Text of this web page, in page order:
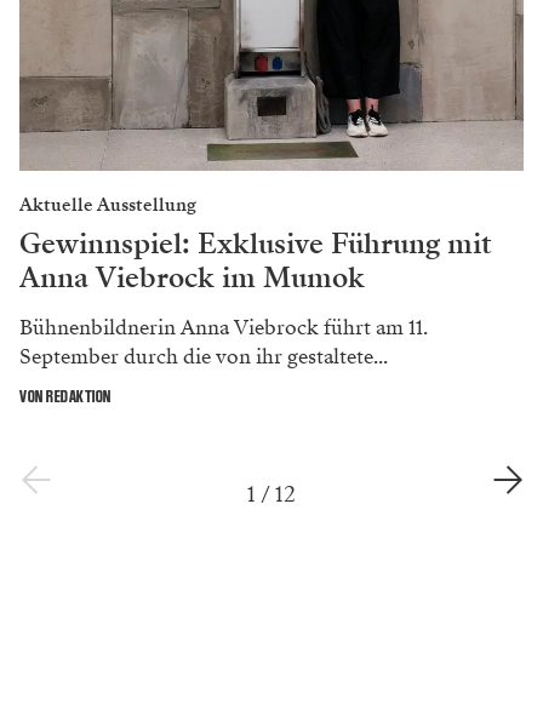
Aktuelle Ausstellung
Gewinnspiel: Exklusive Führung mit
Anna Viebrock im Mumok
Bühnenbildnerin Anna Viebrock führt am 11.
September durch die von ihr gestaltete...
VON REDAKTION
1 /12